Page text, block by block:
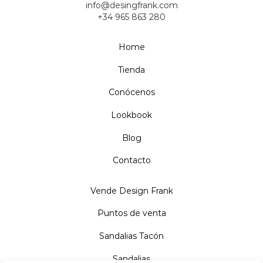
info@desingfrank.com
+34 965 863 280
Home
Tienda
Conócenos
Lookbook
Blog
Contacto
Vende Design Frank
Puntos de venta
Sandalias Tacón
Sandalias